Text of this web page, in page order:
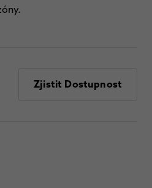
Zjistit Dostupnost